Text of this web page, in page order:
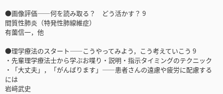
●画像評価――何を読み取る？ どう活かす？ 9
間質性肺炎（特発性肺線維症）
有薗信一，他
●理学療法のスタート――こうやってみよう，こう考えていこう 9
・先輩理学療法士から学ぶお喋り・説明・指示タイミングのテクニック
・「大丈夫」，「がんばります」――患者さんの遠慮や疲労に配慮する
には
岩﨑武史